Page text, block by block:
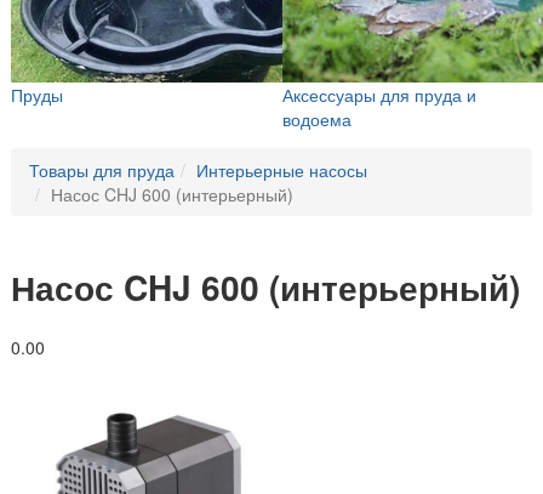
Пруды
Аксессуары для пруда и
водоема
Товары для пруда
Интерьерные насосы
Насос CHJ 600 (интерьерный)
Насос CHJ 600 (интерьерный)
0.00